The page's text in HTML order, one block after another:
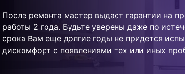
После ремонта мастер выдаст гарантии на
работы 2 года. Будьте уверены даже по
срока Вам еще долгие годы не придется
дискомфорт с появлениями тех или иных